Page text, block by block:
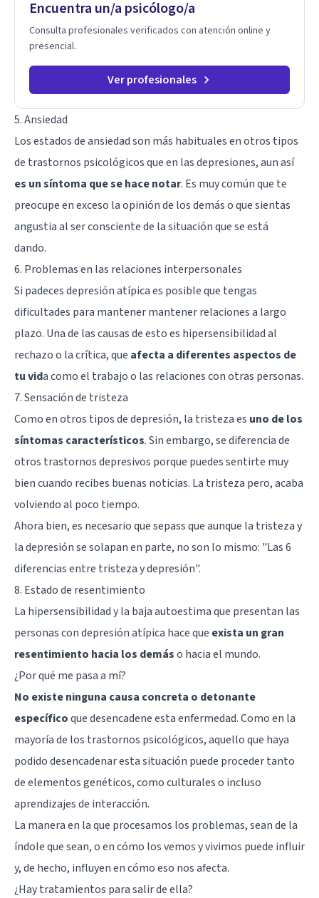
Encuentra un/a psicólogo/a
Consulta profesionales verificados con atención online y
presencial.
Ver profesionales
5. Ansiedad
Los estados deansiedadson más habituales en otros tipos
de trastornos psicológicos que en las depresiones, aun así
es un síntoma que se hace notar. Es muy común que te
preocupe en exceso la opinión de los demás o que sientas
angustia al ser consciente de la situación que se está
dando.
6. Problemas en las relaciones interpersonales
Si padeces depresión atípica es posible que tengas
dificultades para mantener mantener relaciones a largo
plazo. Una de las causas de esto es hipersensibilidad al
rechazo o la crítica, que afecta a diferentes aspectos de
tu vida como el trabajo o las relaciones con otras personas.
7. Sensación de tristeza
Como en otros tipos de depresión, la tristeza es uno de los
síntomas característicos. Sin embargo, se diferencia de
otros trastornos depresivos porque puedes sentirte muy
bien cuando recibes buenas noticias. La tristeza pero, acaba
volviendo al poco tiempo.
Ahora bien, es necesario que sepass que aunque la tristeza y
la depresión se solapan en parte, no son lo mismo: "Las 6
diferencias entre tristeza y depresión".
8. Estado de resentimiento
La hipersensibilidad y la baja autoestima que presentan las
personas con depresión atípica hace que exista un gran
resentimiento hacia los demáso hacia el mundo.
¿Por qué me pasa a mí?
No existe ninguna causa concreta o detonante
específicoque desencadene esta enfermedad. Como en la
mayoría de los trastornos psicológicos, aquello que haya
podido desencadenar esta situación puede proceder tanto
de elementos genéticos, como culturales o incluso
aprendizajes de interacción.
La manera en la que procesamos los problemas, sean de la
índole que sean, o en cómo los vemos y vivimos puede influir
y, de hecho, influyen en cómo eso nos afecta.
¿Hay tratamientos para salir de ella?